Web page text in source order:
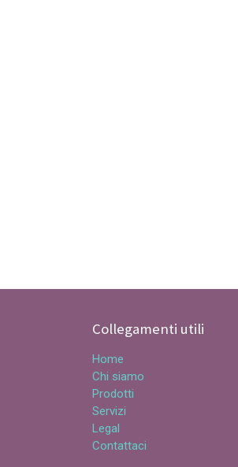
Collegamenti utili
Home
Chi siamo
Prodotti
Servizi
Legal
Contattaci